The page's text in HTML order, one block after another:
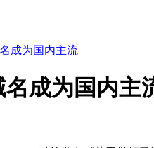
成为国内主流
成为国内主